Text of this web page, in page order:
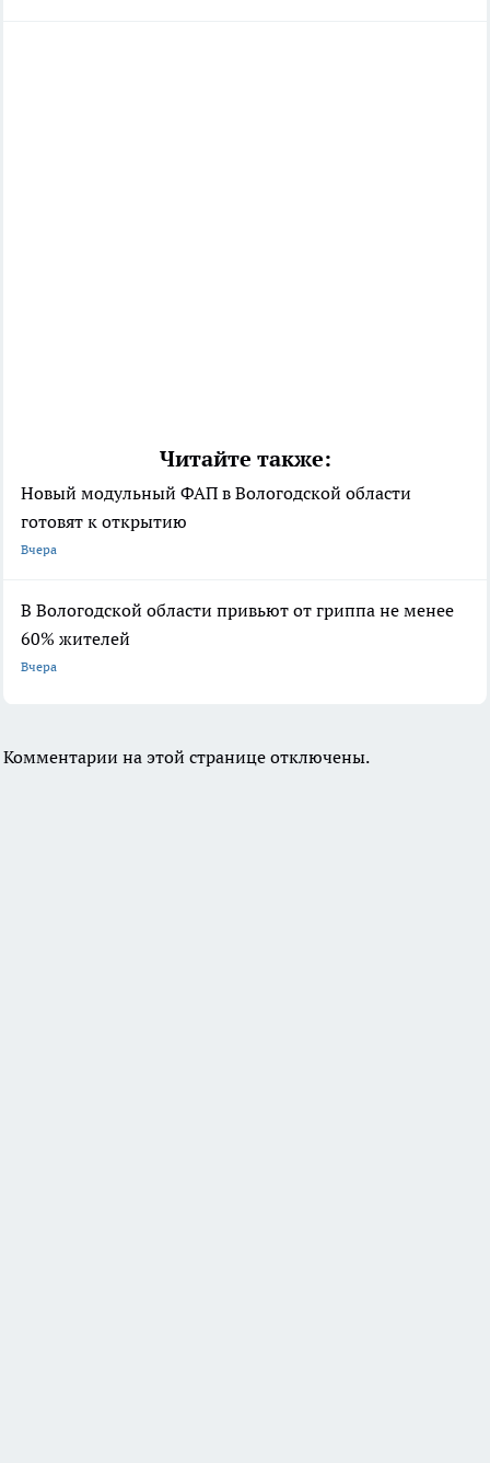
Читайте также:
Новый модульный ФАП в Вологодской области
готовят к открытию
Вчера
В Вологодской области привьют от гриппа не менее
60% жителей
Вчера
Комментарии на этой странице отключены.